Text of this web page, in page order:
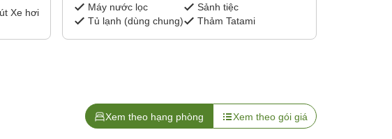
Xe hơi
Máy nước lọc
Sảnh tiệc
Tủ lạnh (dùng chung)
Thảm Tatami
Xem theo hạng phòng Xem theo gói giá